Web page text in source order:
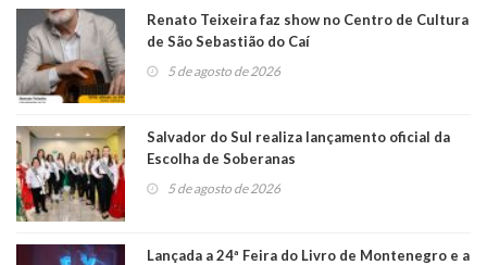
Renato Teixeira faz show no Centro de Cultura
de São Sebastião do Caí
5 de agosto de 2026
Salvador do Sul realiza lançamento oficial da
Escolha de Soberanas
5 de agosto de 2026
Lançada a 24ª Feira do Livro de Montenegro e a